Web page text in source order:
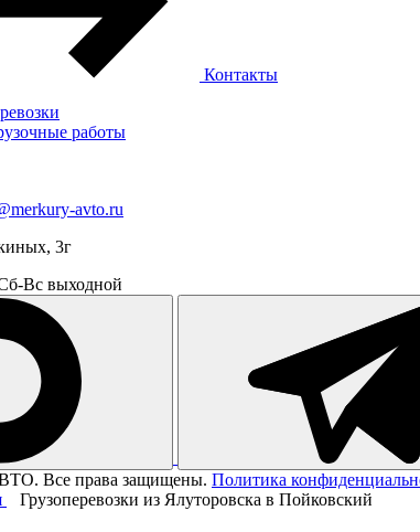
Контакты
работы
avto.ru
3г
Вс выходной
Все права защищены. Политика
Грузоперевозки из Ялуторовска в Пойковский